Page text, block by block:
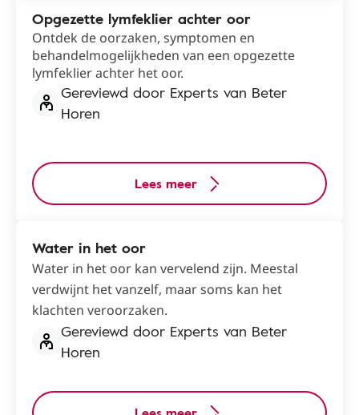
Opgezette lymfeklier achter oor
Ontdek de oorzaken, symptomen en
behandelmogelijkheden van een opgezette
lymfeklier achter het oor.
Gereviewd door Experts van Beter
Horen
Lees meer
Water in het oor
Water in het oor kan vervelend zijn. Meestal
verdwijnt het vanzelf, maar soms kan het
klachten veroorzaken.
Gereviewd door Experts van Beter
Horen